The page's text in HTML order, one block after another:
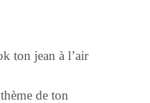
ton jean à l’air
de ton